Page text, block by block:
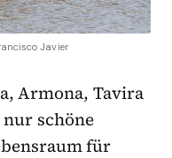
Javier
Armona, Tavira
schöne
für